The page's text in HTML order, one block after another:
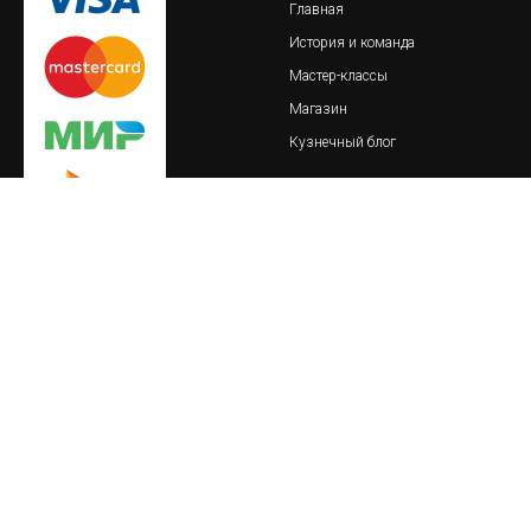
Главная
История и команда
Мастер-классы
Магазин
Кузнечный блог